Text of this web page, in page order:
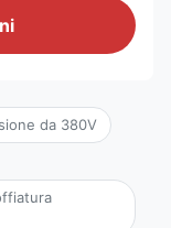
da 380V